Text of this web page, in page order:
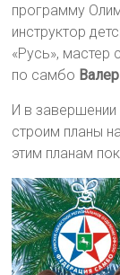
программу
инструктор
«Русь», мастер
по самбо
И в завершении
строим планы
этим планам